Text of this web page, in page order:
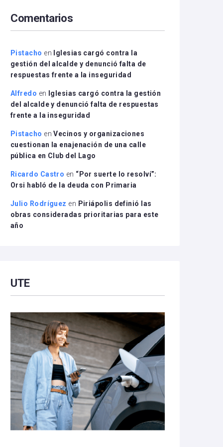
disminuir
el
Comentarios
Pistacho en
Iglesias cargó contra la
gestión del alcalde y denunció falta de
respuestas frente a la inseguridad
Alfredo en
Iglesias cargó contra la gestión
del alcalde y denunció falta de respuestas
frente a la inseguridad
Pistacho enVecinos y organizaciones
cuestionan la enajenación de una calle
pública en Club del Lago
Ricardo Castro en “Por suerte lo resolví”:
Orsi habló de la deuda con Primaria
Julio Rodríguez en Piriápolis definió las
obras consideradas prioritarias para este
año
UTE